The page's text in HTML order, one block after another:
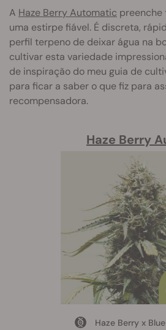
A Haze Berry Automatic preenche
uma estirpe fiável. É discreta,
perfil terpeno de deixar água na
cultivar esta variedade
de inspiração do meu guia de
para ficar a saber o que fiz para
recompensadora.
Haze Berry
Haze Berry x